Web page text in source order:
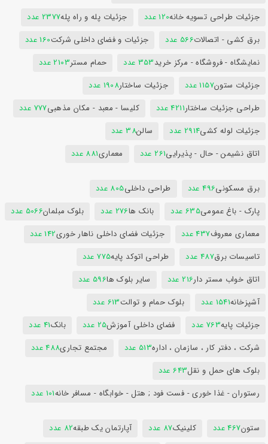
جزئیات طراحی تسویه خانه120 عدد جزئیات پله و راه پله2377 عدد
برق کشی - اتصالات566 عدد جزئیات و فضای داخلی شرکت160 عدد
نمایشگاه - فروشگاه - مرکز خرید353 عدد حمام مستر2103 عدد
جزئیات ستون1157 عدد جزئیات ساختار1908 عدد
طراحی جزئیات ساختار4211 عدد کلیسا - معبد - مکان مذهبی777 عدد
جزئیات لوله کشی2914 عدد سالن38 عدد
اتاق نشیمن - حال - پذیرایی261 عدد معماری881 عدد
برق مسکونی496 عدد طراحی داخلی805 عدد
پارک - باغ عمومی635 عدد بانک ها276 عدد بلوک مبلمان5066 عدد
معماری معروف437 عدد جزئیات فضای داخلی ناهار خوری142 عدد
تاسیسات برق487 عدد طراحی اتوکد پایه775 عدد
اتاق خواب مستر دار216 عدد سایر بلوک ها596 عدد
آشپزخانه1541 عدد بلوک حمام و توالت613 عدد
جزئیات پایه763 عدد فضای داخلی آموزش25 عدد بانک41 عدد
شرکت ، دفتر کار ، سازمان ، اداره513 عدد مجتمع تجاری488 عدد
بلوک های حمل و نقل643 عدد
رستوران - غذا خوری - فست فود ; هتل - خوابگاه - مسافر خانه101 عدد
ستون467 عدد کلینیک87 عدد آپارتمان یک طبقه82 عدد